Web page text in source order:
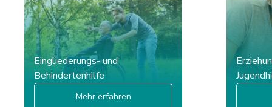
Eingliederungs- und
Behindertenhilfe
Mehr erfahren